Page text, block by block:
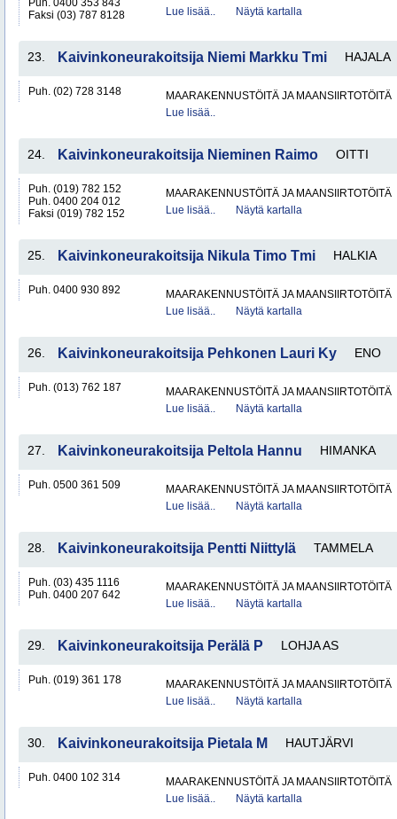
Puh. 0400 353 843
Faksi (03) 787 8128
Lue lisää..
Näytä kartalla
23. Kaivinkoneurakoitsija Niemi Markku Tmi HAJALA
Puh. (02) 728 3148
MAARAKENNUSTÖITÄ JA MAANSIIRTOTÖITÄ
Lue lisää..
24. Kaivinkoneurakoitsija Nieminen Raimo OITTI
Puh. (019) 782 152
Puh. 0400 204 012
Faksi (019) 782 152
MAARAKENNUSTÖITÄ JA MAANSIIRTOTÖITÄ
Lue lisää..
Näytä kartalla
25. Kaivinkoneurakoitsija Nikula Timo Tmi HALKIA
Puh. 0400 930 892
MAARAKENNUSTÖITÄ JA MAANSIIRTOTÖITÄ
Lue lisää..
Näytä kartalla
26. Kaivinkoneurakoitsija Pehkonen Lauri Ky ENO
Puh. (013) 762 187
MAARAKENNUSTÖITÄ JA MAANSIIRTOTÖITÄ
Lue lisää..
Näytä kartalla
27. Kaivinkoneurakoitsija Peltola Hannu HIMANKA
Puh. 0500 361 509
MAARAKENNUSTÖITÄ JA MAANSIIRTOTÖITÄ
Lue lisää..
Näytä kartalla
28. Kaivinkoneurakoitsija Pentti Niittylä TAMMELA
Puh. (03) 435 1116
Puh. 0400 207 642
MAARAKENNUSTÖITÄ JA MAANSIIRTOTÖITÄ
Lue lisää..
Näytä kartalla
29. Kaivinkoneurakoitsija Perälä P LOHJA AS
Puh. (019) 361 178
MAARAKENNUSTÖITÄ JA MAANSIIRTOTÖITÄ
Lue lisää..
Näytä kartalla
30. Kaivinkoneurakoitsija Pietala M HAUTJÄRVI
Puh. 0400 102 314
MAARAKENNUSTÖITÄ JA MAANSIIRTOTÖITÄ
Lue lisää..
Näytä kartalla